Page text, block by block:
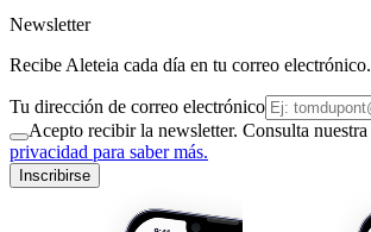
Newsletter
Recibe Aleteia cada día en tu correo electrónico.
Tu dirección de correo electrónico
Acepto recibir la newsletter. Consulta nuestra
privacidad para saber más.
Inscribirse